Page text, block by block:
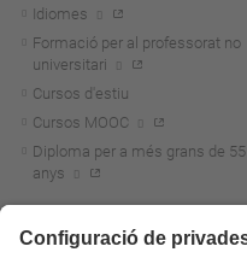
Idiomes
Formació per al professorat no
universitari
Cursos d'estiu
Cursos MOOC
Diploma per a més grans de 55
anys
Actualitat R+D+I